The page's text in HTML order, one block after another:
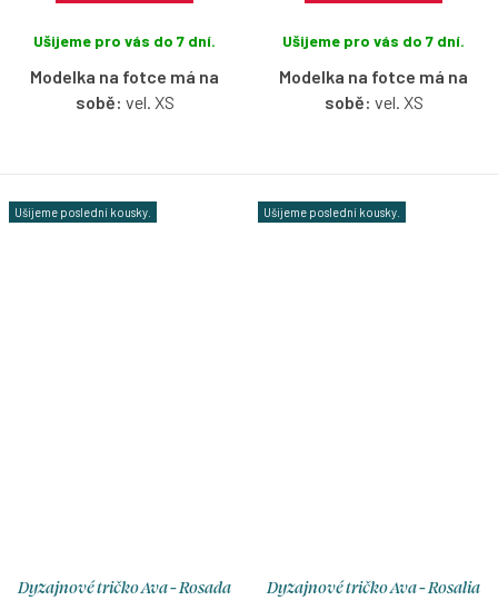
Ušijeme pro vás do 7 dní.
Modelka na fotce má na
sobě: vel. XS
Lupínia s možností výběru
velikosti.
Ušijeme pro vás do 7 dní.
Modelka na fotce má na
sobě: vel. XS
Luzia s možností výběru
velikosti.
Ušijeme poslední kousky.
Dyzajnové tričko Ava - Rosada
Ušijeme poslední kousky.
Dyzajnové tričko Ava - Rosalia